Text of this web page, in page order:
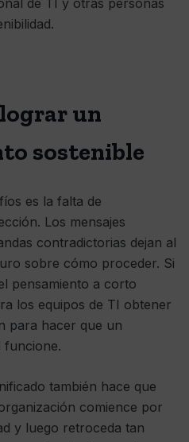
de TI y otras personas
un
sostenible
es la falta de
Los mensajes
contradictorias dejan al
sobre cómo proceder. Si
pensamiento a corto
los equipos de TI obtener
para hacer que un
funcione.
también hace que
comience por
y luego retroceda tan